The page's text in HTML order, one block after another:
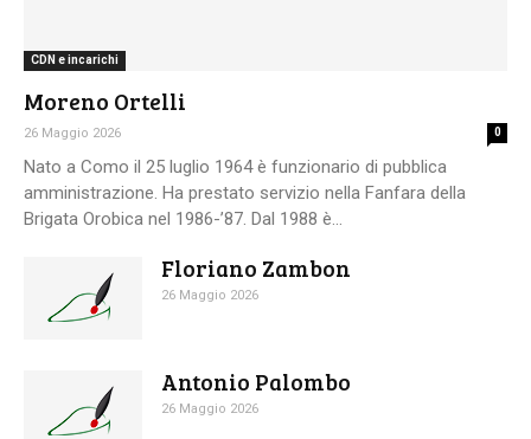
CDN e incarichi
Moreno Ortelli
26 Maggio 2026 0
Nato a Como il 25 luglio 1964 è funzionario di pubblica
amministrazione. Ha prestato servizio nella Fanfara della
Brigata Orobica nel 1986-’87. Dal 1988 è...
Floriano Zambon
26 Maggio 2026
Antonio Palombo
26 Maggio 2026